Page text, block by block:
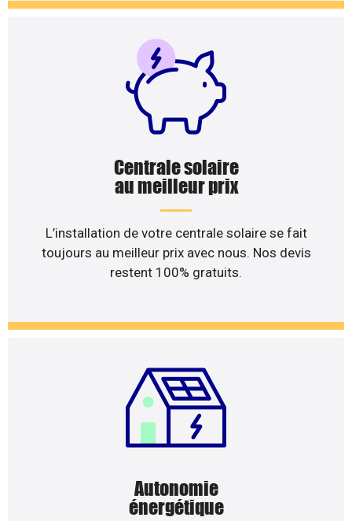
Centrale solaire
au meilleur prix
L’installation de votre centrale solaire se fait
toujours au meilleur prix avec nous. Nos devis
restent 100% gratuits.
Autonomie
énergétique